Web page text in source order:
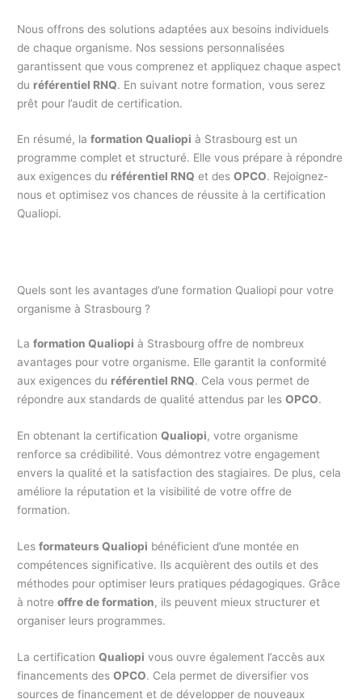
Nous offrons des solutions adaptées aux besoins individuels
de chaque organisme. Nos sessions personnalisées
garantissent que vous comprenez et appliquez chaque aspect
du référentiel RNQ. En suivant notre formation, vous serez
prêt pour l’audit de certification.
En résumé, laformation Qualiopi à Strasbourg est un
programme complet et structuré. Elle vous prépare à répondre
aux exigences du référentiel RNQ et desOPCO. Rejoignez-
nous et optimisez vos chances de réussite à la certification
Qualiopi.
Quels sont les avantages d’une formation Qualiopi pour votre
organisme à Strasbourg ?
Laformation Qualiopi à Strasbourg offre de nombreux
avantages pour votre organisme. Elle garantit la conformité
aux exigences du référentiel RNQ. Cela vous permet de
répondre aux standards de qualité attendus par lesOPCO.
En obtenant la certificationQualiopi, votre organisme
renforce sa crédibilité. Vous démontrez votre engagement
envers la qualité et la satisfaction des stagiaires. De plus, cela
améliore la réputation et la visibilité de votre offre de
formation.
Lesformateurs Qualiopi bénéficient d’une montée en
compétences significative. Ils acquièrent des outils et des
méthodes pour optimiser leurs pratiques pédagogiques. Grâce
à notreoffre de formation, ils peuvent mieux structurer et
organiser leurs programmes.
La certificationQualiopi vous ouvre également l’accès aux
financements desOPCO. Cela permet de diversifier vos
sources de financement et de développer de nouveaux